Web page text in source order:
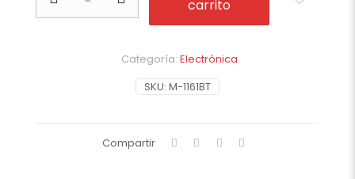
REC.
carrito
SKU: M-1161BT
Categoría: Electrónica
Compartir